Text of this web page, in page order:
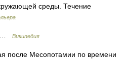
среды. Течение
… Википедия
после Месопотамии по времени